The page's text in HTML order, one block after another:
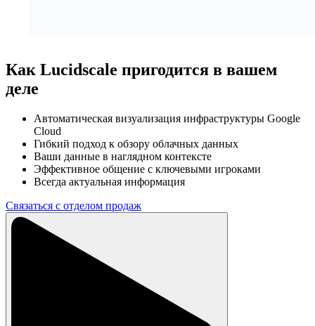
Как Lucidscale пригодится в вашем
деле
Автоматическая визуализация инфраструктуры Google
Cloud
Гибкий подход к обзору облачных данных
Ваши данные в наглядном контексте
Эффективное общение с ключевыми игроками
Всегда актуальная информация
Связаться с отделом продаж